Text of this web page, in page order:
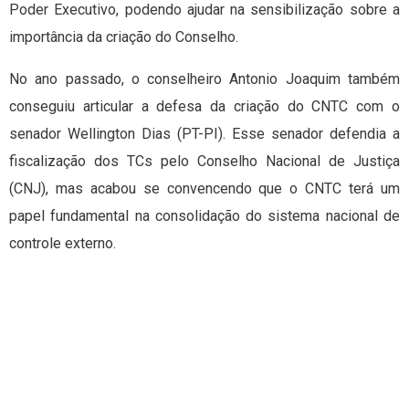
Poder Executivo, podendo ajudar na sensibilização sobre a
importância da criação do Conselho.
No ano passado, o conselheiro Antonio Joaquim também
conseguiu articular a defesa da criação do CNTC com o
senador Wellington Dias (PT-PI). Esse senador defendia a
fiscalização dos TCs pelo Conselho Nacional de Justiça
(CNJ), mas acabou se convencendo que o CNTC terá um
papel fundamental na consolidação do sistema nacional de
controle externo.